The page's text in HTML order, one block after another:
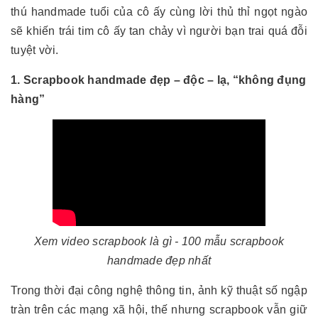
thú handmade tuổi của cô ấy cùng lời thủ thỉ ngọt ngào
sẽ khiến trái tim cô ấy tan chảy vì người bạn trai quá đỗi
tuyệt vời.
1. Scrapbook handmade đẹp – độc – lạ, “không đụng
hàng”
Xem video scrapbook là gì - 100 mẫu scrapbook
handmade đẹp nhất
Trong thời đại công nghệ thông tin, ảnh kỹ thuật số ngập
tràn trên các mạng xã hội, thế nhưng scrapbook vẫn giữ